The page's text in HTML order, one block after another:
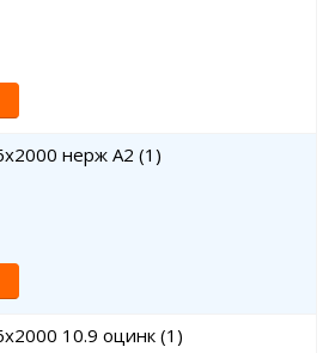
нерж A2 (1)
10.9 оцинк (1)